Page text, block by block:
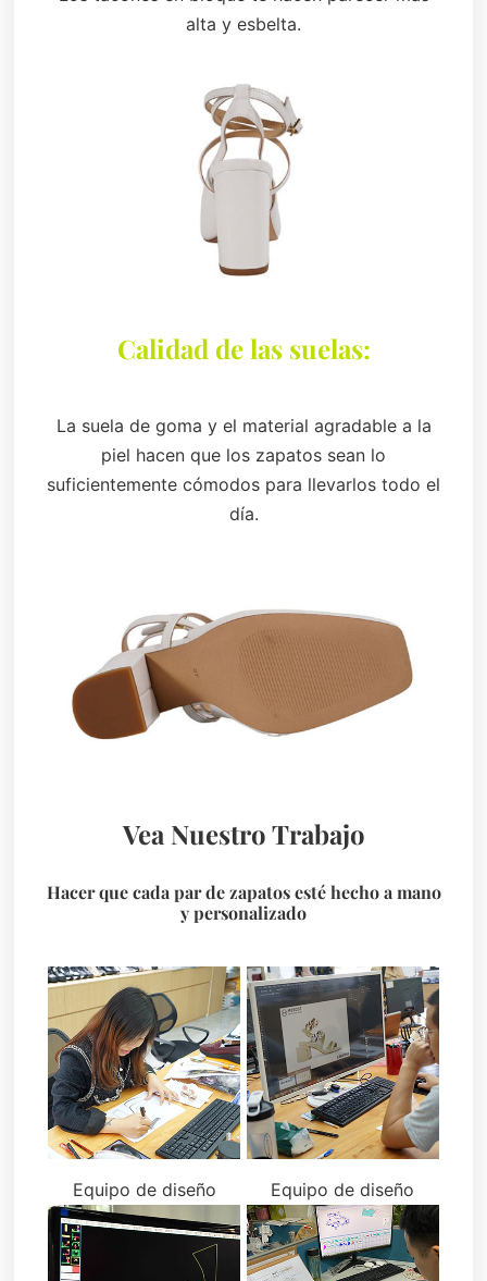
alta y esbelta.
Calidad de las suelas:
La suela de goma y el material agradable a la
piel hacen que los zapatos sean lo
suficientemente cómodos para llevarlos todo el
día.
Vea Nuestro Trabajo
Hacer que cada par de zapatos esté hecho a mano
y personalizado
Equipo de diseño Equipo de diseño